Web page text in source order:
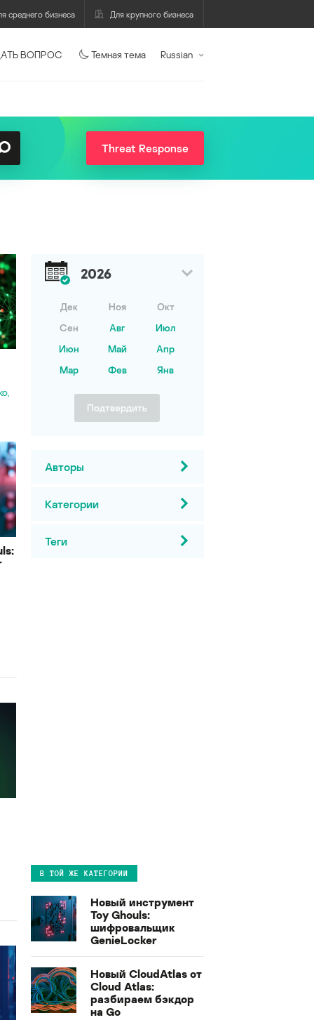
среднего бизнеса Для крупного бизнеса
ВОПРОС Темная тема Russian
Threat Response
2026
Дек Ноя
Окт
Сен
Авг
Июл
Июн
Май
Апр
Мар
Фев Янв
Подтвердить
Авторы
Категории
Теги
В ТОЙ ЖЕ КАТЕГОРИИ
Новый инструмент
Toy Ghouls:
шифровальщик
GenieLocker
Новый CloudAtlas от
Cloud Atlas:
разбираем бэкдор
на Go